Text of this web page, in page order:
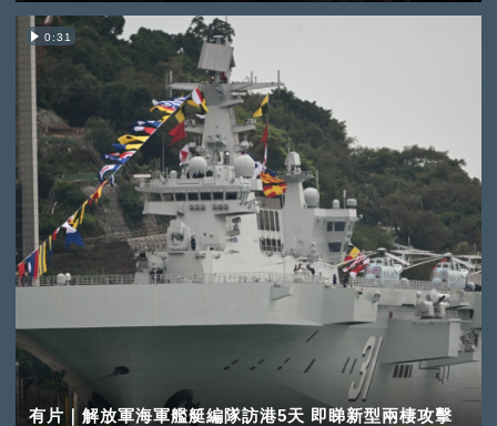
0:31
有片｜解放軍海軍艦艇編隊訪港5天 即睇新型兩棲攻擊